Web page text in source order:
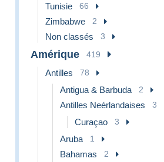
Tunisie 66
Zimbabwe 2
Non classés 3
Amérique 419
Antilles 78
Antigua & Barbuda 2
Antilles Neérlandaises 3
Curaçao 3
Aruba 1
Bahamas 2